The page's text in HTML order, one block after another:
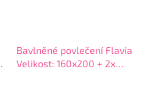
Bavlněné povlečení Flavia
Velikost: 160x200 + 2x